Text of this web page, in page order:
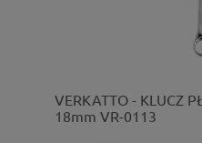
VERKATTO - KLUCZ
18mm VR-0113